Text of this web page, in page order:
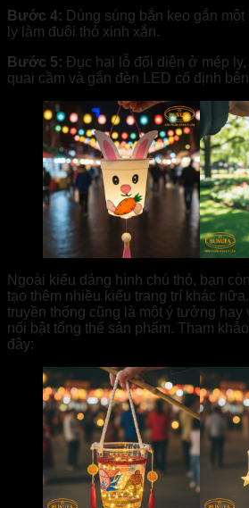
Bước 4: Dùng súng bắn keo gắn
ly làm đuôi thỏ xinh xắn.
Bước 5: Đục hai lỗ đối diện ở mép
quai cầm và gắn đèn LED cố định
Ngoài kiểu dáng hình chú thỏ, bạn
tạo thêm nhiều kiểu trang trí khác
truyền thống cũng là một ý tưởng hay
nổi bật tổng thể sản phẩm. Tham
đây: